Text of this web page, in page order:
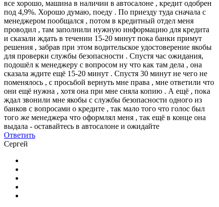
все хорошо, машина в наличии в автосалоне , кредит одобрен
под 4,9%. Хорошо думаю, поеду . По приезду туда сначала с
менеджером пообщался , потом в кредитный отдел меня
проводил , там заполнили нужную информацию для кредита
и сказали ждать в течении 15-20 минут пока банки примут
решения , забрав при этом водительское удостоверение якобы
для проверки службы безопасности . Спустя час ожидания,
подошёл к менеджеру с вопросом ну что как там дела , она
сказала ждите ещё 15-20 минут . Спустя 30 минут не чего не
поменялось , с просьбой вернуть мне права , мне ответили что
они ещё нужна , хотя она при мне сняла копию . А ещё , пока
ждал звонили мне якобы с службы безопасности одного из
банков с вопросами о кредите , так мало того что голос был
того же менеджера что оформлял меня , так ещё в конце она
выдала - оставайтесь в автосалоне и ожидайте
Ответить
Сергей